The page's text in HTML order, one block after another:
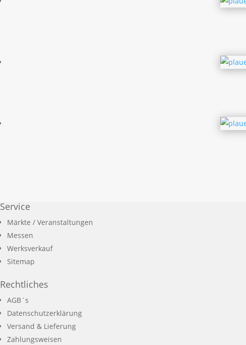
Service
Märkte / Veranstaltungen
Messen
Werksverkauf
Sitemap
Rechtliches
AGB´s
Datenschutzerklärung
Versand & Lieferung
Zahlungsweisen